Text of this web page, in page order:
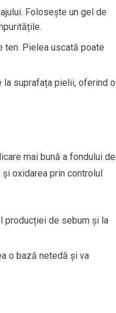
Folosește un gel de
ten. Pielea uscată poate
la suprafața pielii, oferind o
mai bună a fondului de
oxidarea prin controlul
producției de sebum și la
o bază netedă și va